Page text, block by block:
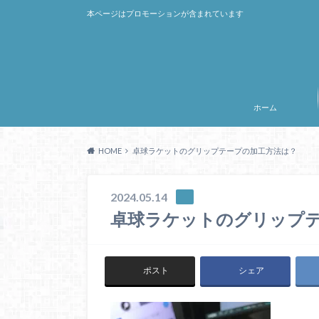
本ページはプロモーションが含まれています
ホーム
HOME 卓球ラケットのグリップテープの加工方法は？
2024.05.14
卓球ラケットのグリップ
ポスト シェア